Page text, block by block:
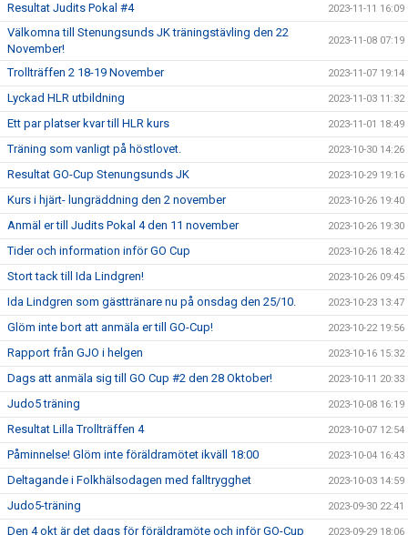
Resultat Judits Pokal #4 2023-11-11 16:09
Välkomna till Stenungsunds JK träningstävling den 22
November!
2023-11-08 07:19
Trollträffen 2 18-19 November 2023-11-07 19:14
Lyckad HLR utbildning 2023-11-03 11:32
Ett par platser kvar till HLR kurs 2023-11-01 18:49
Träning som vanligt på höstlovet. 2023-10-30 14:26
Resultat GO-Cup Stenungsunds JK 2023-10-29 19:16
Kurs i hjärt- lungräddning den 2 november 2023-10-26 19:40
Anmäl er till Judits Pokal 4 den 11 november 2023-10-26 19:30
Tider och information inför GO Cup 2023-10-26 18:42
Stort tack till Ida Lindgren! 2023-10-26 09:45
Ida Lindgren som gästtränare nu på onsdag den 25/10. 2023-10-23 13:47
Glöm inte bort att anmäla er till GO-Cup! 2023-10-22 19:56
Rapport från GJO i helgen 2023-10-16 15:32
Dags att anmäla sig till GO Cup #2 den 28 Oktober! 2023-10-11 20:33
Judo5 träning 2023-10-08 16:19
Resultat Lilla Trollträffen 4 2023-10-07 12:54
Påminnelse! Glöm inte föräldramötet ikväll 18:00 2023-10-04 16:43
Deltagande i Folkhälsodagen med falltrygghet 2023-10-03 14:59
Judo5-träning 2023-09-30 22:41
Den 4 okt är det dags för föräldramöte och inför GO-Cup 2023-09-29 18:06